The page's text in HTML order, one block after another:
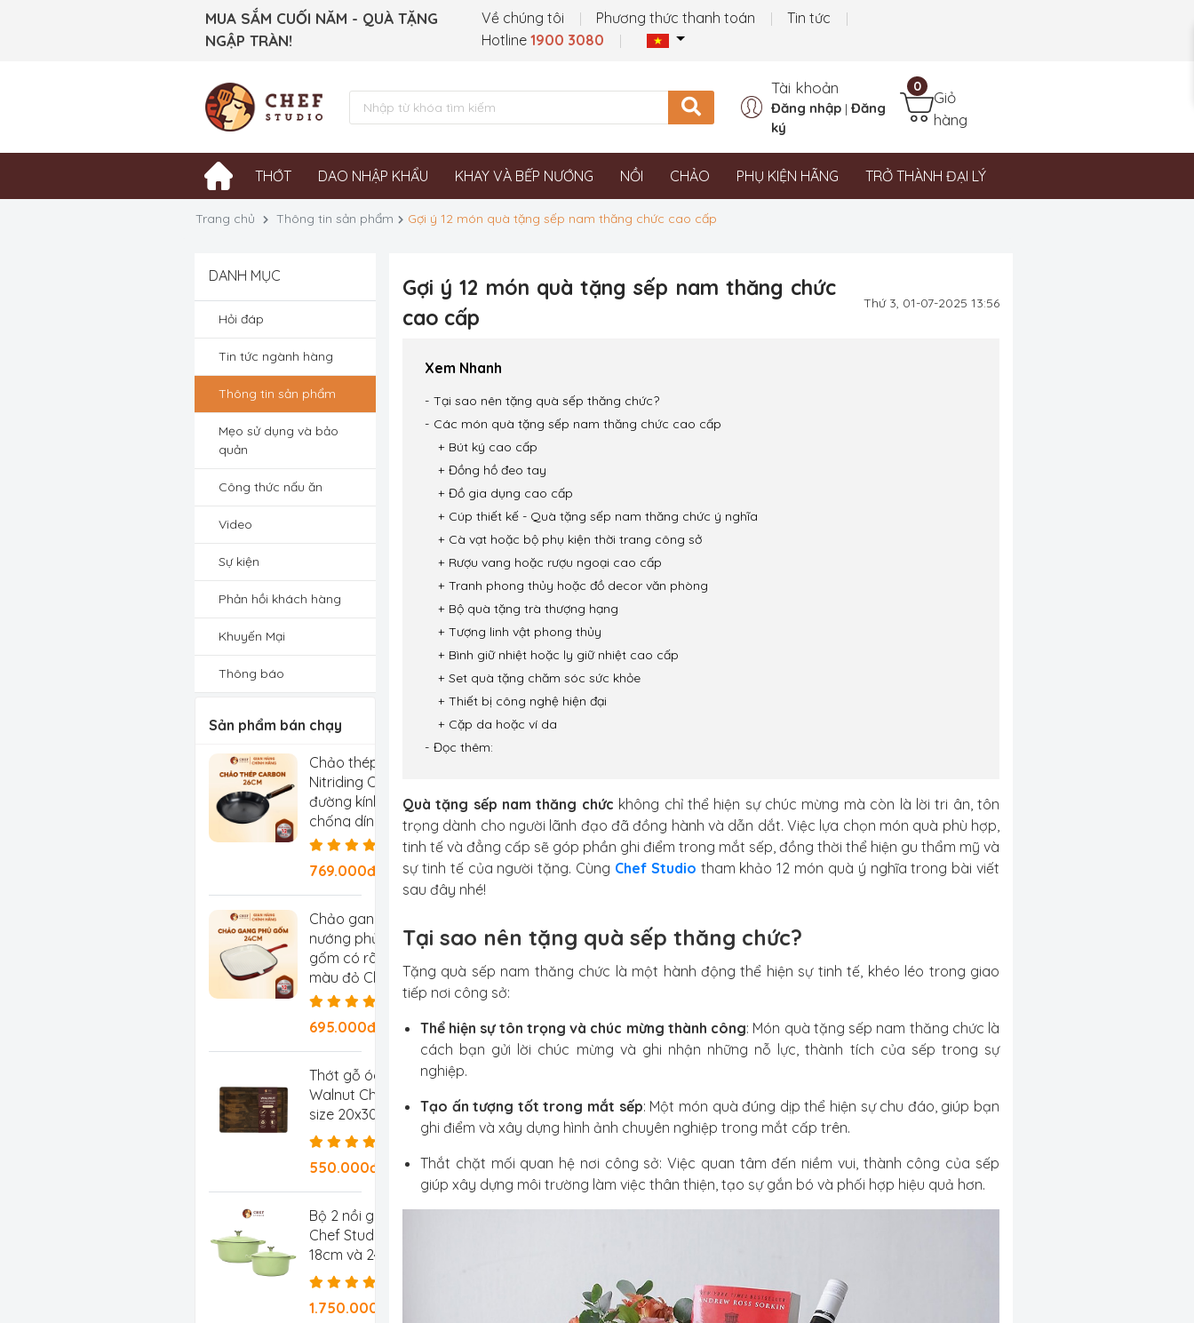
MUA SẮM CUỐI NĂM - QUÀ TẶNG
NGẬP TRÀN!
Về chúng tôi Phương thức thanh toán
Tin tức
Hotline1900 3080
Tài khoản
Đăng nhập| Đăng
ký
Giỏ
hàng
0
THỚT DAO NHẬP KHẨU KHAY VÀ BẾP NƯỚNG NỒI CHẢO PHỤ KIỆN HÃNG TRỞ THÀNH ĐẠI LÝ
Trang chủ Thông tin sản phẩm Gợi ý 12 món quà tặng sếp nam thăng chức cao cấp
DANH MỤC
Hỏi đáp
Tin tức ngành hàng
Thông tin sản phẩm
Mẹo sử dụng và bảo
quản
Công thức nấu ăn
Video
Sự kiện
Phản hồi khách hàng
Khuyến Mại
Thông báo
Sản phẩm bán chạy
Chảo thép Carbon
Nitriding Chef Studio
đường kính 26 cm,
chống dính tự nhiên,
chống rỉ, chống xước
769.000đ/Chiếc
Chảo gang
nướng phủ
gốm có rãnh
màu đỏ Chef
Studio, đường
695.000đ/
Thớt gỗ óc chó
Walnut Chef Studio
size 20x30x2.5cm
550.000đ/Chiếc
Bộ 2 nồi gang tráng men
Chef Studio xanh ngọc
18cm và 24cm
1.750.000đ/Combo
Gợi ý 12 món quà tặng sếp nam thăng chức
cao cấp
Thứ 3, 01-07-2025 13:56
Xem Nhanh
Tại sao nên tặng quà sếp thăng chức?
Các món quà tặng sếp nam thăng chức cao cấp
Bút ký cao cấp
Đồng hồ đeo tay
Đồ gia dụng cao cấp
Cúp thiết kế - Quà tặng sếp nam thăng chức ý nghĩa
Cà vạt hoặc bộ phụ kiện thời trang công sở
Rượu vang hoặc rượu ngoại cao cấp
Tranh phong thủy hoặc đồ decor văn phòng
Bộ quà tặng trà thượng hạng
Tượng linh vật phong thủy
Bình giữ nhiệt hoặc ly giữ nhiệt cao cấp
Set quà tặng chăm sóc sức khỏe
Thiết bị công nghệ hiện đại
Cặp da hoặc ví da
Đọc thêm:
Quà tặng sếp nam thăng chức không chỉ thể hiện sự chúc mừng mà còn là lời tri ân, tôn
trọng dành cho người lãnh đạo đã đồng hành và dẫn dắt. Việc lựa chọn món quà phù hợp,
tinh tế và đẳng cấp sẽ góp phần ghi điểm trong mắt sếp, đồng thời thể hiện gu thẩm mỹ và
sự tinh tế của người tặng. Cùng Chef Studio tham khảo 12 món quà ý nghĩa trong bài viết
sau đây nhé!
Tại sao nên tặng quà sếp thăng chức?
Tặng quà sếp nam thăng chức là một hành động thể hiện sự tinh tế, khéo léo trong giao
tiếp nơi công sở:
Thể hiện sự tôn trọng và chúc mừng thành công: Món quà tặng sếp nam thăng chức là
cách bạn gửi lời chúc mừng và ghi nhận những nỗ lực, thành tích của sếp trong sự
nghiệp.
Tạo ấn tượng tốt trong mắt sếp: Một món quà đúng dịp thể hiện sự chu đáo, giúp bạn
ghi điểm và xây dựng hình ảnh chuyên nghiệp trong mắt cấp trên.
Thắt chặt mối quan hệ nơi công sở: Việc quan tâm đến niềm vui, thành công của sếp
giúp xây dựng môi trường làm việc thân thiện, tạo sự gắn bó và phối hợp hiệu quả hơn.